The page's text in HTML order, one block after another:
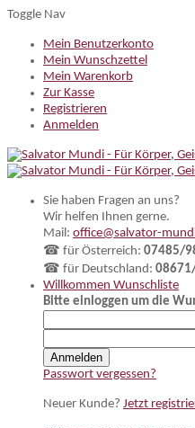
Toggle Nav
Mein Benutzerkonto
Mein Wunschzettel
Mein Warenkorb
Zur Kasse
Registrieren
Anmelden
Sie haben Fragen an uns?
Wir helfen Ihnen gerne.
Mail: office@salvator-
☎ für Österreich: 07485/
☎ für Deutschland:
Willkommen Wunschliste
Bitte einloggen um die
Anmelden
Passwort vergessen?
Neuer Kunde? Jetzt